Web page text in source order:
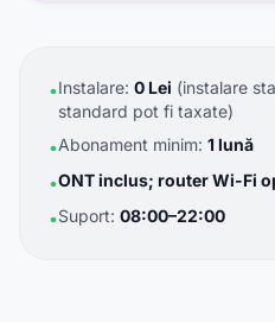
•Instalare: 0 Lei (instalare
standard pot fi taxate)
•Abonament minim: 1 lună
•ONT inclus; router Wi-Fi
•Suport: 08:00–22:00